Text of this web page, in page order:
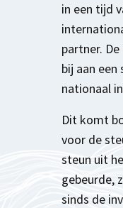
in een tijd
partner.
bij aan
nationaal
Dit komt
voor de
steun uit
gebeurde,
sinds de